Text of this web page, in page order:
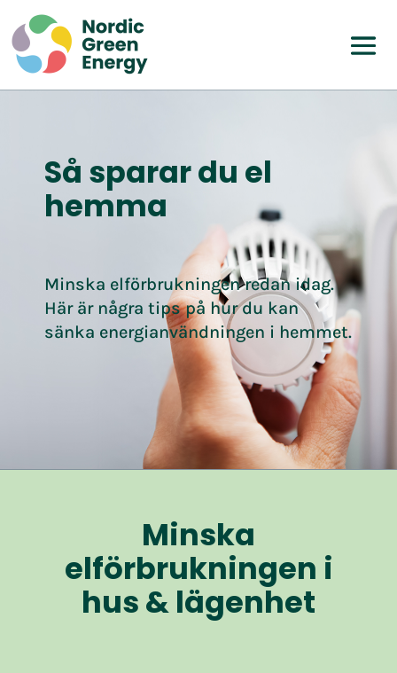
Så sparar du el
hemma
Minska elförbrukningen redan idag.
Här är några tips på hur du kan
sänka energianvändningen i hemmet.
Minska
elförbrukningen i
hus & lägenhet